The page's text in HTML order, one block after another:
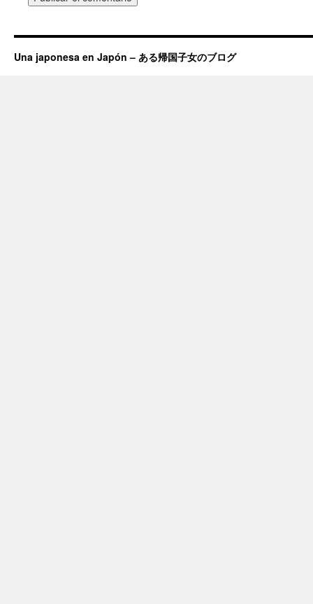
Una japonesa en Japón – ある帰国子女のブログ